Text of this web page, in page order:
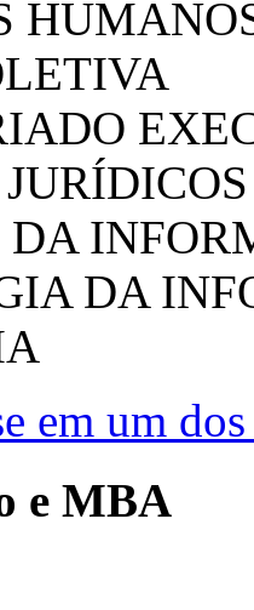
DA
DA
em um
e MBA